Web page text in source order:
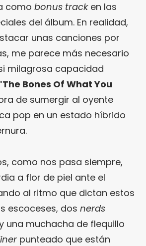
como bonus tracken las
del álbum. En realidad,
unas canciones por
me parece más necesario
milagrosa capacidad
The Bones Of What You
de sumergir al oyente
pop en un estado híbrido
como nos pasa siempre,
a flor de piel ante el
al ritmo que dictan estos
escoceses, dos nerds
una muchacha de flequillo
punteado que están